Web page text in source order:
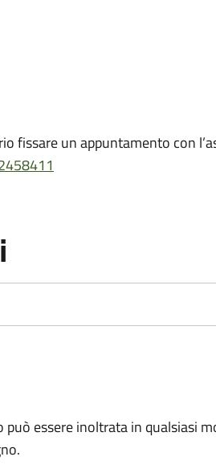
fissare un appuntamento con
essere inoltrata in qualsiasi